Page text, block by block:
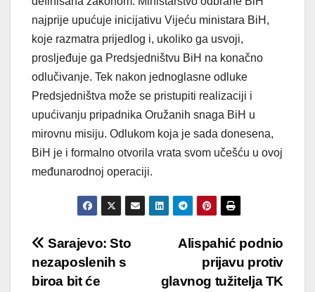
najprije upućuje inicijativu Vijeću ministara BiH,
koje razmatra prijedlog i, ukoliko ga usvoji,
prosljeđuje ga Predsjedništvu BiH na konačno
odlučivanje. Tek nakon jednoglasne odluke
Predsjedništva može se pristupiti realizaciji i
upućivanju pripadnika Oružanih snaga BiH u
mirovnu misiju. Odlukom koja je sada donesena,
BiH je i formalno otvorila vrata svom učešću u ovoj
međunarodnoj operaciji.
Post
navigation
Alispahić podnio
prijavu protiv
glavnog tužitelja TK
Sarajevo: Sto
nezaposlenih s
biroa bit će